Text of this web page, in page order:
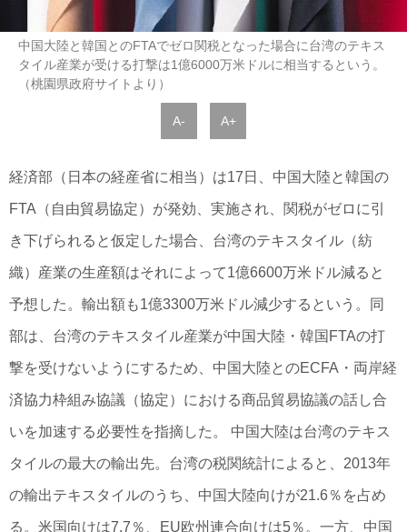
中国大陸と韓国とのFTAでゼロ関税となった場合に台湾のテキス
タイル産業が受ける打撃は1億6000万米ドルに相当するという。
（桃園県政府サイトより）
A- A+
経済部（日本の経産省に相当）は17日、中国大陸と韓国の
FTA（自由貿易協定）が発効、実施され、関税がゼロに引
き下げられると仮定した場合、台湾のテキスタイル（紡
織）産業の生産額はそれによって1億6600万米ドル減ると
予想した。輸出額も1億3300万米ドル減少するという。同
部は、台湾のテキスタイル産業が中国大陸・韓国FTAの打
撃を受けないようにするため、中国大陸とのECFA・両岸経
済協力枠組み協議（協定）における商品貿易協議の話し合
いを加速する必要性を指摘した。 中国大陸は台湾のテキス
タイルの最大の輸出先。台湾の税関統計によると、2013年
の輸出テキスタイルのうち、中国大陸向けが21.6％を占め
る。米国向けは7.7％、EU欧州連合向けは5％。一方、中国